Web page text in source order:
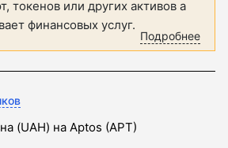
токенов или других активов а
финансовых услуг.
Подробнее
(UAH) на Aptos (APT)